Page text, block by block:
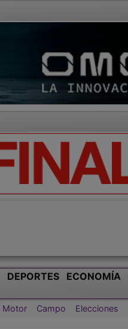
DEPORTES ECONOMÍA
Motor Campo Elecciones